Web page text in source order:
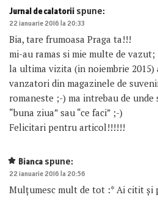
Jurnal de calatorii spune:
22 ianuarie 2016 la 20:33
Bia, tare frumoasa Praga ta!!!
mi-au ramas si mie multe de vazut;
la ultima vizita (in noiembrie
vanzatori din magazinele de
romaneste ;-) ma intrebau de
“buna ziua” sau “ce faci” ;-)
Felicitari pentru articol!!!!!!
Bianca spune:
22 ianuarie 2016 la 20:56
Mulțumesc mult de tot :* Ai citit și